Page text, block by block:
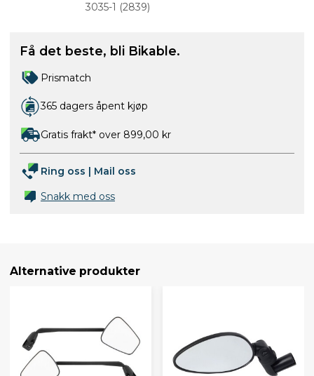
3035-1 (2839)
Få det beste, bli Bikable.
Prismatch
365 dagers åpent kjøp
Gratis frakt* over 899,00 kr
Ring oss | Mail oss
Snakk med oss
Alternative produkter